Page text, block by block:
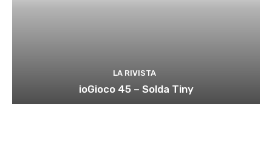
LA RIVISTA
ioGioco 45 – Solda Tiny